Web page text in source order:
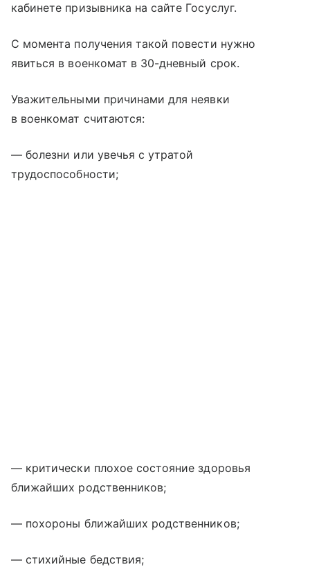
кабинете призывника на сайте Госуслуг.
С момента получения такой повести нужно
явиться в военкомат в 30-дневный срок.
Уважительными причинами для неявки
в военкомат считаются:
— болезни или увечья с утратой
трудоспособности;
— критически плохое состояние здоровья
ближайших родственников;
— похороны ближайших родственников;
— стихийные бедствия;